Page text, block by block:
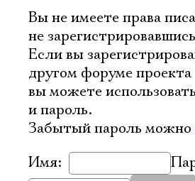
Вы не имеете права
не
Если вы
другом форуме
вы можете
и пароль.
Забытый пароль можно
Имя: